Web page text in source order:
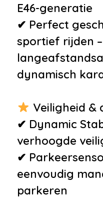
E46-generatie
✔ Perfect
sportief rijden
dynamisch
Veiligheid &
✔ Dynamic
verhoogde
✔
eenvoudig
parkeren